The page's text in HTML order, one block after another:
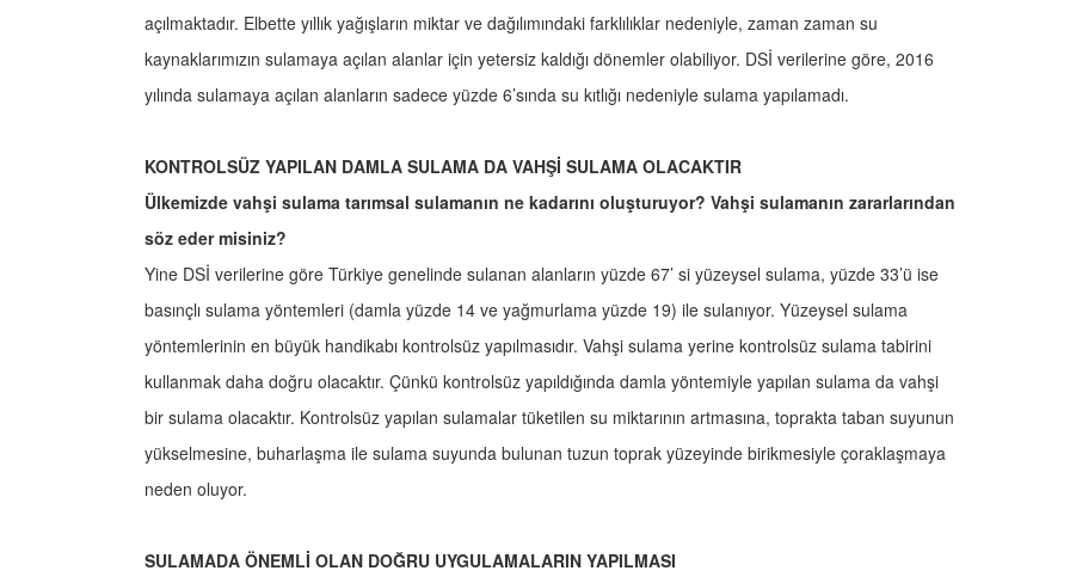
açılmaktadır. Elbette yıllık yağışların miktar ve dağılımındaki farklılıklar nedeniyle, zaman zaman su
kaynaklarımızın sulamaya açılan alanlar için yetersiz kaldığı dönemler olabiliyor. DSİ verilerine göre, 2016
yılında sulamaya açılan alanların sadece yüzde 6’sında su kıtlığı nedeniyle sulama yapılamadı.
KONTROLSÜZ YAPILAN DAMLA SULAMA DA VAHŞİ SULAMA OLACAKTIR
Ülkemizde vahşi sulama tarımsal sulamanın ne kadarını oluşturuyor? Vahşi sulamanın zararlarından
söz eder misiniz?
Yine DSİ verilerine göre Türkiye genelinde sulanan alanların yüzde 67’ si yüzeysel sulama, yüzde 33’ü ise
basınçlı sulama yöntemleri (damla yüzde 14 ve yağmurlama yüzde 19) ile sulanıyor. Yüzeysel sulama
yöntemlerinin en büyük handikabı kontrolsüz yapılmasıdır. Vahşi sulama yerine kontrolsüz sulama tabirini
kullanmak daha doğru olacaktır. Çünkü kontrolsüz yapıldığında damla yöntemiyle yapılan sulama da vahşi
bir sulama olacaktır. Kontrolsüz yapılan sulamalar tüketilen su miktarının artmasına, toprakta taban suyunun
yükselmesine, buharlaşma ile sulama suyunda bulunan tuzun toprak yüzeyinde birikmesiyle çoraklaşmaya
neden oluyor.
SULAMADA ÖNEMLİ OLAN DOĞRU UYGULAMALARIN YAPILMASI